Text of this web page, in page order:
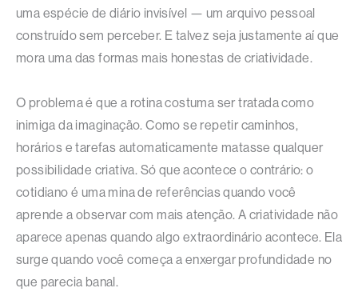
uma espécie de diário invisível — um arquivo pessoal
construído sem perceber. E talvez seja justamente aí que
mora uma das formas mais honestas de criatividade.
O problema é que a rotina costuma ser tratada como
inimiga da imaginação. Como se repetir caminhos,
horários e tarefas automaticamente matasse qualquer
possibilidade criativa. Só que acontece o contrário: o
cotidiano é uma mina de referências quando você
aprende a observar com mais atenção. A criatividade não
aparece apenas quando algo extraordinário acontece. Ela
surge quando você começa a enxergar profundidade no
que parecia banal.